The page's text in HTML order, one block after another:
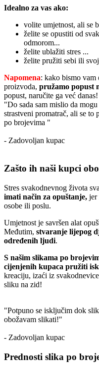
Idealno za vas ako:
volite umjetnost, ali se
želite se opustiti od
odmorom...
želite ublažiti stres ...
želite pružiti sebi ili
Napomena: kako bismo vam
proizvoda, pružamo popust
popust, naručite ga već danas!
"Do sada sam mislio da
strastveni promatrač, ali se
po brojevima "
- Zadovoljan kupac
Zašto ih naši kupci
Stres svakodnevnog života
imati način za opuštanje, jer
osobe ili poslu.
Umjetnost je savršen alat
Međutim, stvaranje lijepog
određenih ljudi.
S našim slikama po
cijenjenih kupaca pružiti
kreaciju, izaći iz
sliku na zid!
"Potpuno se isključim dok
obožavam slikati!"
- Zadovoljan kupac
Prednosti slika po